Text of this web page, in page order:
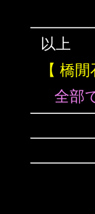
以上
【 橋
全部